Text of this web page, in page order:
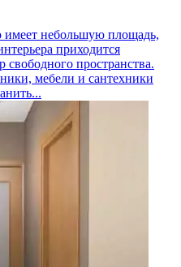
имеет небольшую площадь,
приходится
свободного пространства.
мебели и сантехники